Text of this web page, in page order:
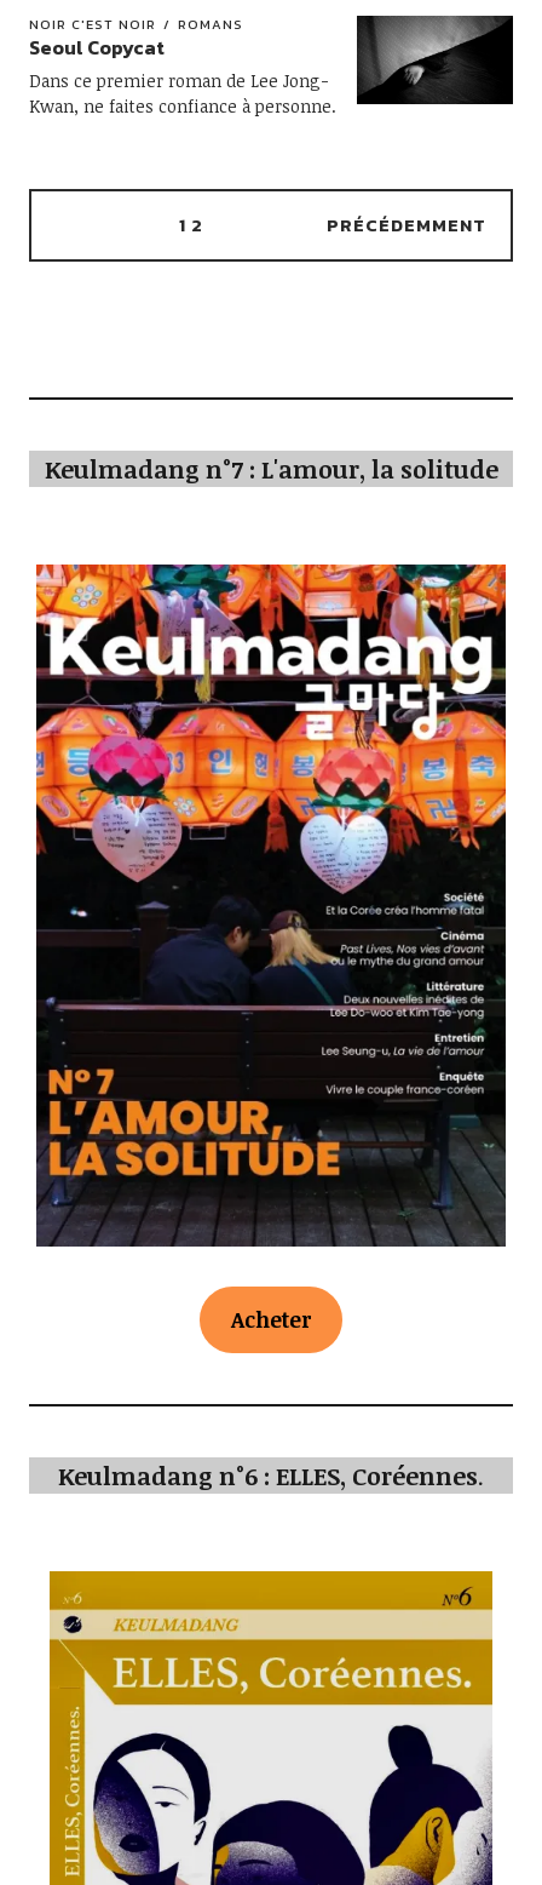
NOIR C'EST NOIR ROMANS
Seoul Copycat
Dans ce premier roman de Lee Jong-
Kwan, ne faites confiance à personne.
1 2 PRÉCÉDEMMENT
Keulmadang n°7 : L'amour, la solitude
Acheter
Keulmadang n°6 : ELLES, Coréennes.